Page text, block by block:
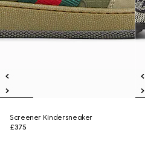
Screener Kindersneaker
£375